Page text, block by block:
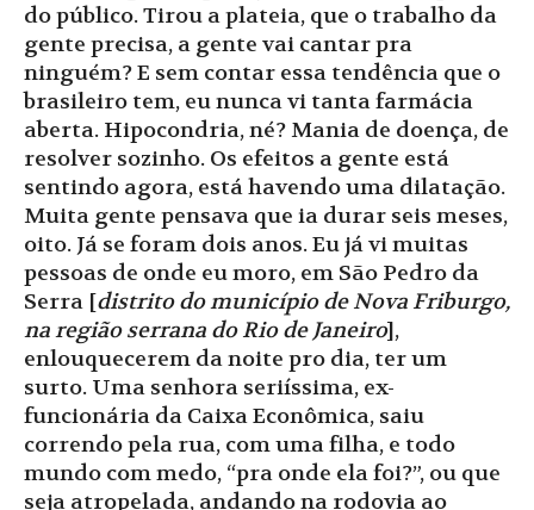
do público. Tirou a plateia, que o trabalho da
gente precisa, a gente vai cantar pra
ninguém? E sem contar essa tendência que o
brasileiro tem, eu nunca vi tanta farmácia
aberta. Hipocondria, né? Mania de doença, de
resolver sozinho. Os efeitos a gente está
sentindo agora, está havendo uma dilatação.
Muita gente pensava que ia durar seis meses,
oito. Já se foram dois anos. Eu já vi muitas
pessoas de onde eu moro, em São Pedro da
Serra [distrito do município de Nova Friburgo,
na região serrana do Rio de Janeiro],
enlouquecerem da noite pro dia, ter um
surto. Uma senhora seriíssima, ex-
funcionária da Caixa Econômica, saiu
correndo pela rua, com uma filha, e todo
mundo com medo, “pra onde ela foi?”, ou que
seja atropelada, andando na rodovia ao